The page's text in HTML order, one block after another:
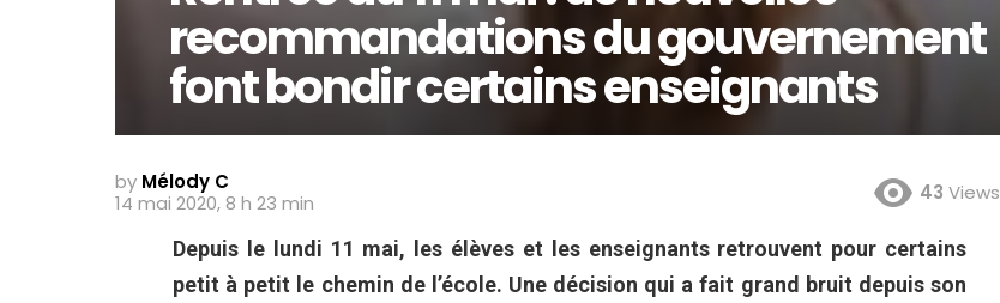
recommandations du gouvernement
font bondir certains enseignants
by Mélody C
14 mai 2020, 8 h 23 min
43 Views
Depuis le lundi 11 mai, les élèves et les enseignants retrouvent pour certains
petit à petit le chemin de l’école. Une décision qui a fait grand bruit depuis son